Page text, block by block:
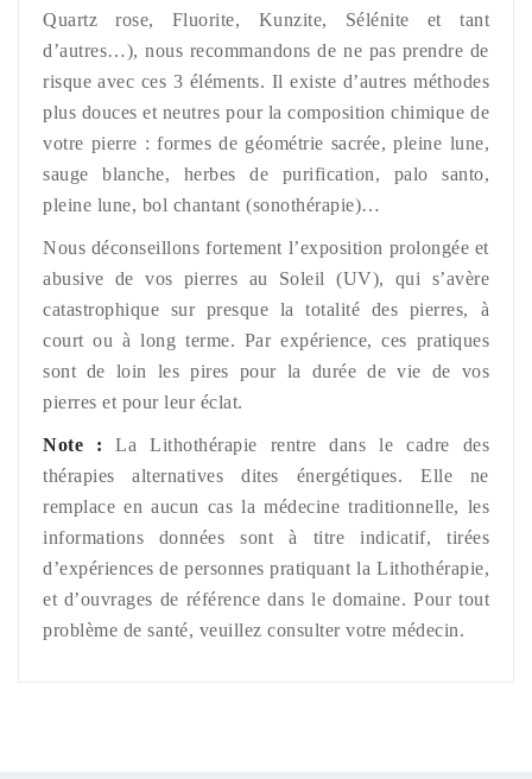
Quartz rose, Fluorite, Kunzite, Sélénite et tant
d’autres…), nous recommandons de ne pas prendre de
risque avec ces 3 éléments. Il existe d’autres méthodes
plus douces et neutres pour la composition chimique de
votre pierre : formes de géométrie sacrée, pleine lune,
sauge blanche, herbes de purification, palo santo,
pleine lune, bol chantant (sonothérapie)…
Nous déconseillons fortement l’exposition prolongée et
abusive de vos pierres au Soleil (UV), qui s’avère
catastrophique sur presque la totalité des pierres, à
court ou à long terme. Par expérience, ces pratiques
sont de loin les pires pour la durée de vie de vos
pierres et pour leur éclat.
Note : La Lithothérapie rentre dans le cadre des
thérapies alternatives dites énergétiques. Elle ne
remplace en aucun cas la médecine traditionnelle, les
informations données sont à titre indicatif, tirées
d’expériences de personnes pratiquant la Lithothérapie,
et d’ouvrages de référence dans le domaine. Pour tout
problème de santé, veuillez consulter votre médecin.